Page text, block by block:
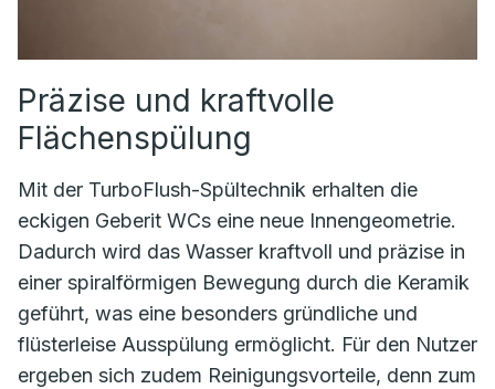
Präzise und kraftvolle
Flächenspülung
Mit der TurboFlush-Spültechnik erhalten die
eckigen Geberit WCs eine neue Innengeometrie.
Dadurch wird das Wasser kraftvoll und präzise in
einer spiralförmigen Bewegung durch die Keramik
geführt, was eine besonders gründliche und
flüsterleise Ausspülung ermöglicht. Für den Nutzer
ergeben sich zudem Reinigungsvorteile, denn zum